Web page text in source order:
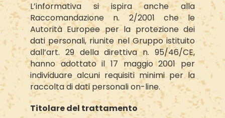
L’informativa si ispira anche alla
Raccomandazione n. 2/2001 che le
Autorità Europee per la protezione dei
dati personali, riunite nel Gruppo istituito
dall’art. 29 della direttiva n. 95/46/CE,
hanno adottato il 17 maggio 2001 per
individuare alcuni requisiti minimi per la
raccolta di dati personali on-line.
Titolare del trattamento